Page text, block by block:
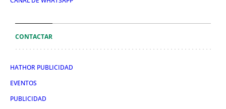
CONTACTAR
HATHOR PUBLICIDAD
EVENTOS
PUBLICIDAD